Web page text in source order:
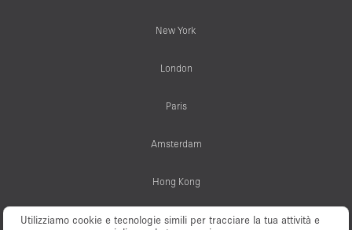
Utilizziamo cookie e tecnologie simili per tracciare la tua attività e
New York
London
Paris
Amsterdam
Hong Kong